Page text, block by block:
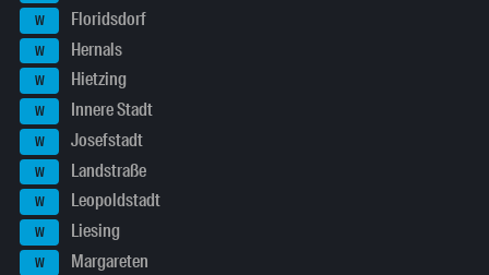
W Floridsdorf
W Hernals
W Hietzing
W Innere Stadt
W Josefstadt
W Landstraße
W Leopoldstadt
W Liesing
W Margareten